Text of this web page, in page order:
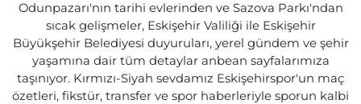
Odunpazarı'nın tarihi evlerinden ve Sazova Parkı'ndan
sıcak gelişmeler, Eskişehir Valiliği ile Eskişehir
Büyükşehir Belediyesi duyuruları, yerel gündem ve şehir
yaşamına dair tüm detaylar anbean sayfalarımıza
taşınıyor. Kırmızı-Siyah sevdamız Eskişehirspor'un maç
özetleri, fikstür, transfer ve spor haberleriyle sporun kalbi